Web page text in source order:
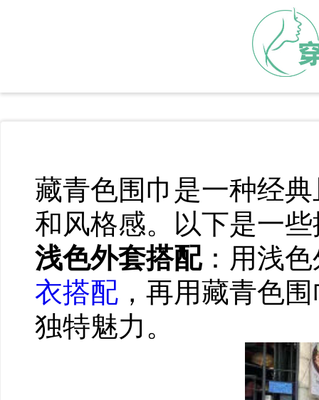
藏青色围巾是一种经
和风格感。以下是一
浅色外套搭配：用浅
衣搭配，再用藏青色
独特魅力。